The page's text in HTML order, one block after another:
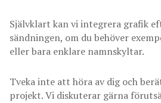
Självklart kan vi integrera grafik
sändningen, om du behöver
eller bara enklare namnskyltar.
Tveka inte att höra av dig och
projekt. Vi diskuterar gärna